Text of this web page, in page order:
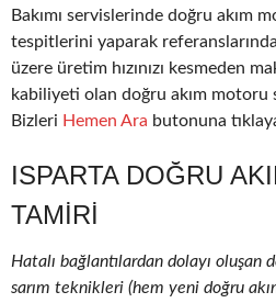
Bakımı servislerinde doğru akım
tespitlerini yaparak
üzere üretim hızınızı kesmeden
kabiliyeti olan doğru akım motoru
Bizleri Hemen Ara butonuna
ISPARTA DOĞRU
TAMIRI
Hatalı bağlantılardan dolayı oluşan
sarım teknikleri (hem yeni doğru